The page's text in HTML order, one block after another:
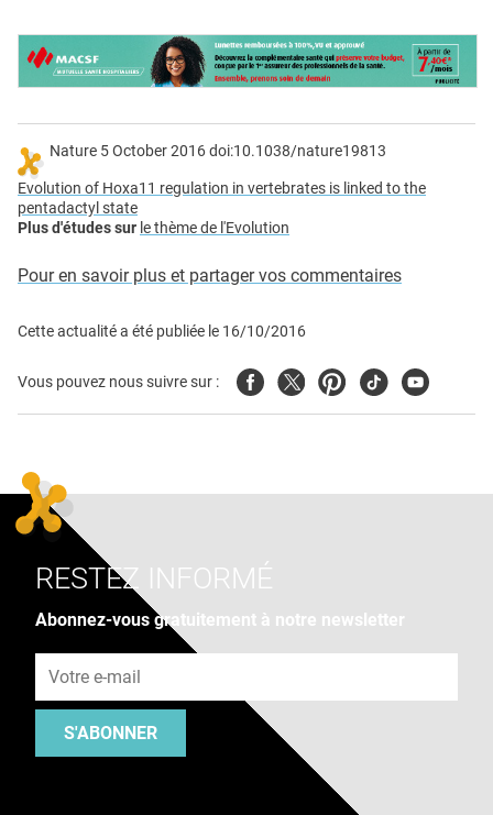
Nature 5 October 2016 doi:10.1038/nature19813
Evolution of Hoxa11 regulation in vertebrates is linked to the
pentadactyl state
Plus d'études sur le thème de l'Evolution
Pour en savoir plus et partager vos commentaires
Cette actualité a été publiée le 16/10/2016
Vous pouvez nous suivre sur : FacebookTwitterPinterest
TiktokYoutube
RESTEZ INFORMÉ
Abonnez-vous gratuitement à notre newsletter
S'ABONNER